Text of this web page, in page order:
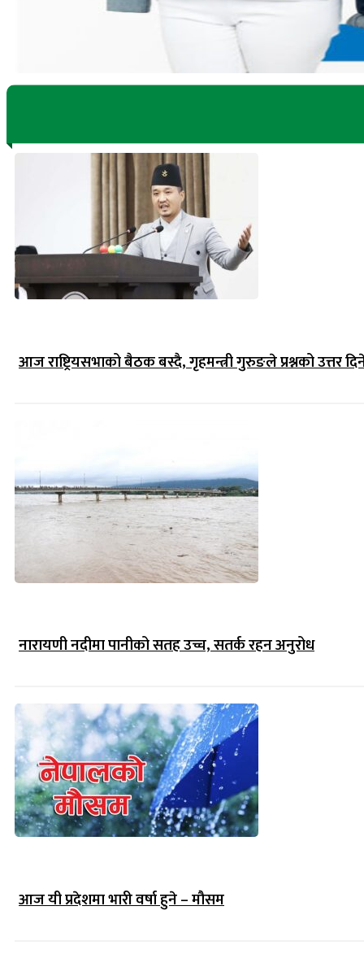
आज राष्ट्रियसभाको बैठक बस्दै, गृहमन्त्री गुरुङले प्रश्नको उत्तर
नारायणी नदीमा पानीको सतह उच्च, सतर्क रहन अनुरोध
आज यी प्रदेशमा भारी वर्षा हुने – मौसम